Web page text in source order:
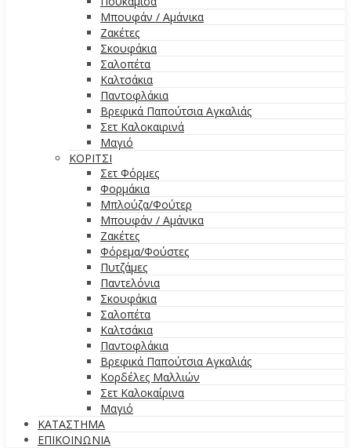
Μπουφάν / Αμάνικα
Ζακέτες
Σκουφάκια
Σαλοπέτα
Καλτσάκια
Παντοφλάκια
Βρεφικά Παπούτσια Αγκαλιάς
Σετ Καλοκαιρινά
Μαγιό
ΚΟΡΙΤΣΙ
Σετ Φόρμες
Φορμάκια
Μπλούζα/Φούτερ
Μπουφάν / Αμάνικα
Ζακέτες
Φόρεμα/Φούστες
Πυτζάμες
Παντελόνια
Σκουφάκια
Σαλοπέτα
Καλτσάκια
Παντοφλάκια
Βρεφικά Παπούτσια Αγκαλιάς
Κορδέλες Μαλλιών
Σετ Καλοκαίρινα
Μαγιό
ΚΑΤΑΣΤΗΜΑ
ΕΠΙΚΟΙΝΩΝΙΑ